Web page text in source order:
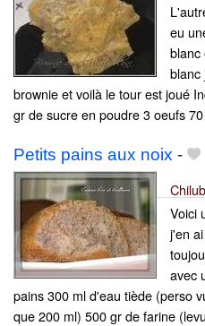
eu
blanc
blanc
brownie et voilà le tour est joué
gr de sucre en poudre 3 oeufs
Petits pains aux noix -
Voici
j'en
avec
pains 300 ml d'eau tiède (perso
que 200 ml) 500 gr de farine